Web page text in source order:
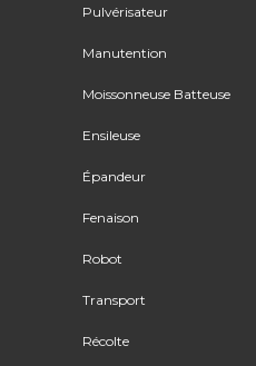
Pulvérisateur
Manutention
Moissonneuse Batteuse
Ensileuse
Épandeur
Fenaison
Robot
Transport
Récolte